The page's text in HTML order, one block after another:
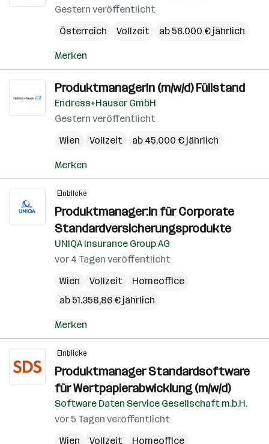
Gestern veröffentlicht
Österreich
Vollzeit ab 56.000 € jährlich
Merken
Produktmanagerin (m/w/d) Füllstand
Endress+Hauser GmbH
Gestern veröffentlicht
Wien
Vollzeit ab 45.000 € jährlich
Merken
Einblicke
Produktmanager:in für Corporate
Standardversicherungsprodukte
UNIQA Insurance Group AG
vor 4 Tagen veröffentlicht
Wien
Vollzeit
Homeoffice
ab 51.358,86 € jährlich
Merken
Einblicke
Produktmanager Standardsoftware
für Wertpapierabwicklung (m/w/d)
Software Daten Service Gesellschaft m.b.H.
vor 5 Tagen veröffentlicht
Wien
Vollzeit Homeoffice